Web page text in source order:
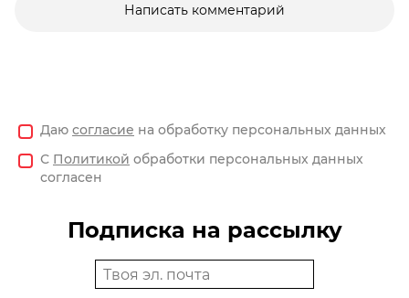
Написать комментарий
Даю согласие на обработку персональных данных
С Политикой обработки персональных данных
согласен
Подписка на рассылку